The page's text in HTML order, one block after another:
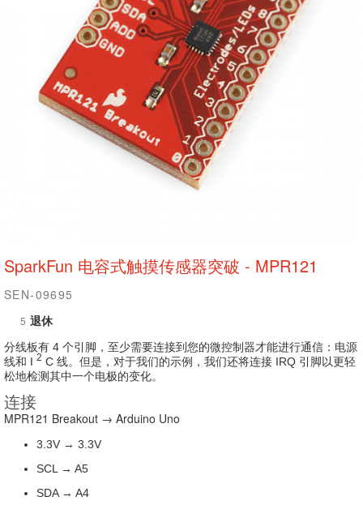
SparkFun 电容式触摸传感器突破 - MPR121
SEN-09695
5 退休
分线板有 4 个引脚，至少需要连接到您的微控制器才能进行通信：电源
线和 I 2 C 线。 但是，对于我们的示例，我们还将连接 IRQ 引脚以更轻
松地检测其中一个电极的变化。
连接
MPR121 Breakout → Arduino Uno
3.3V → 3.3V
SCL → A5
SDA → A4